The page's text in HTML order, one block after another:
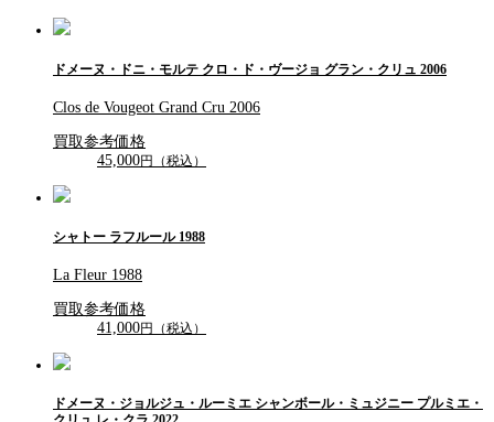
ドメーヌ・ドニ・モルテ クロ・ド・ヴージョ グラン・クリュ 2006
Clos de Vougeot Grand Cru 2006
買取参考価格
45,000円（税込）
シャトー ラフルール 1988
La Fleur 1988
買取参考価格
41,000円（税込）
ドメーヌ・ジョルジュ・ルーミエ シャンボール・ミュジニー プルミエ・